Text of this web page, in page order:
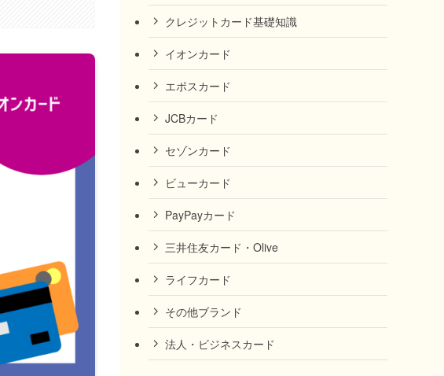
クレジットカード基礎知識
イオンカード
エポスカード
JCBカード
セゾンカード
ビューカード
PayPayカード
三井住友カード・Olive
ライフカード
その他ブランド
法人・ビジネスカード